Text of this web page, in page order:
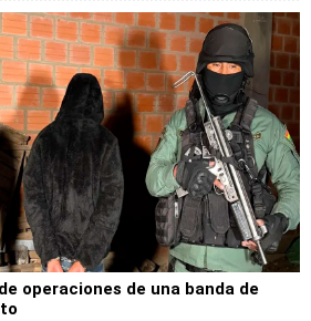
operaciones de una banda de